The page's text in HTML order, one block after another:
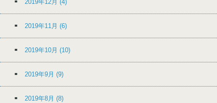
2019年12月 (4)
2019年11月 (6)
2019年10月 (10)
2019年9月 (9)
2019年8月 (8)